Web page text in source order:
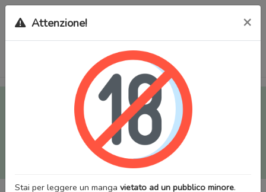
Tutti i Doujinshi e Manga per adulti (+18) sono stati trasferiti
sul nostro nuovo sito (
mangaworldadult.net
); invece, per i
Manga classici, puoi utilizzare
MangaWorld
Potrai effettuare illogincon il tuo account di MangaWorld
tutti i dati sono condivisi tra i due siti,
perderai alcun dato, inclusi bookmarks e premium
Attenzione! ×
Stai per leggere un manga vietato ad un pubblico minore.